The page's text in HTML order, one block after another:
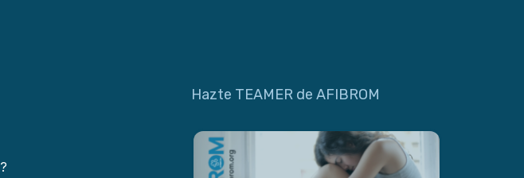
Hazte TEAMER de AFIBROM